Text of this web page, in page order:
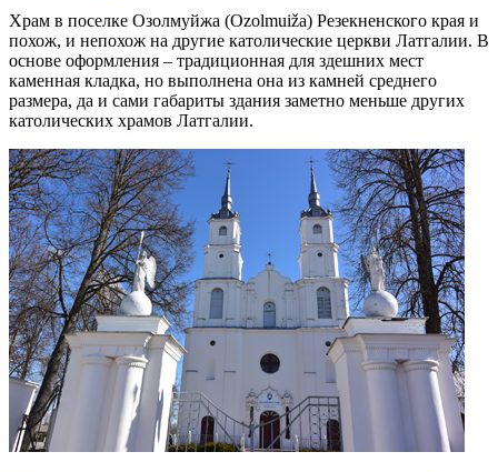
Храм в поселке Озолмуйжа (Ozolmuiža) Резекненского края и
похож, и непохож на другие католические церкви Латгалии. В
основе оформления – традиционная для здешних мест
каменная кладка, но выполнена она из камней среднего
размера, да и сами габариты здания заметно меньше других
католических храмов Латгалии.